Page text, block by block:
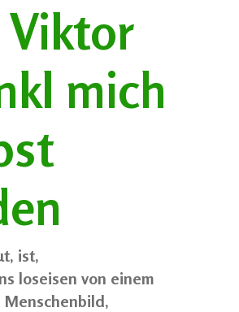
mich
ist,
loseisen von einem